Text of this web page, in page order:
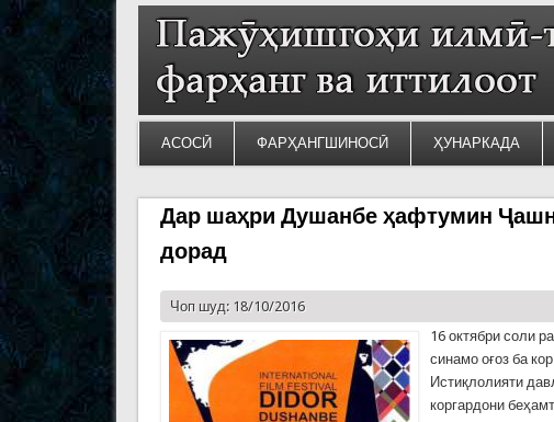
АСОСӢ ФАРҲАНГШИНОСӢ ҲУНАРКАДА
Дар шаҳри Душанбе ҳафтумин
дорад
Чоп шуд: 18/10/2016
16 октябри соли
синамо оғоз ба
Истиқлолияти
коргардони